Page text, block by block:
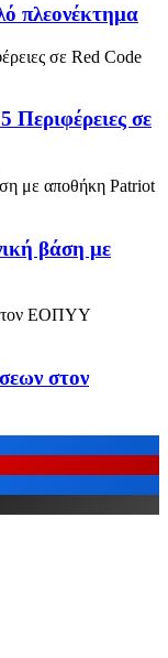
πλεονέκτημα
Περιφέρειες σε
βάση με
στον